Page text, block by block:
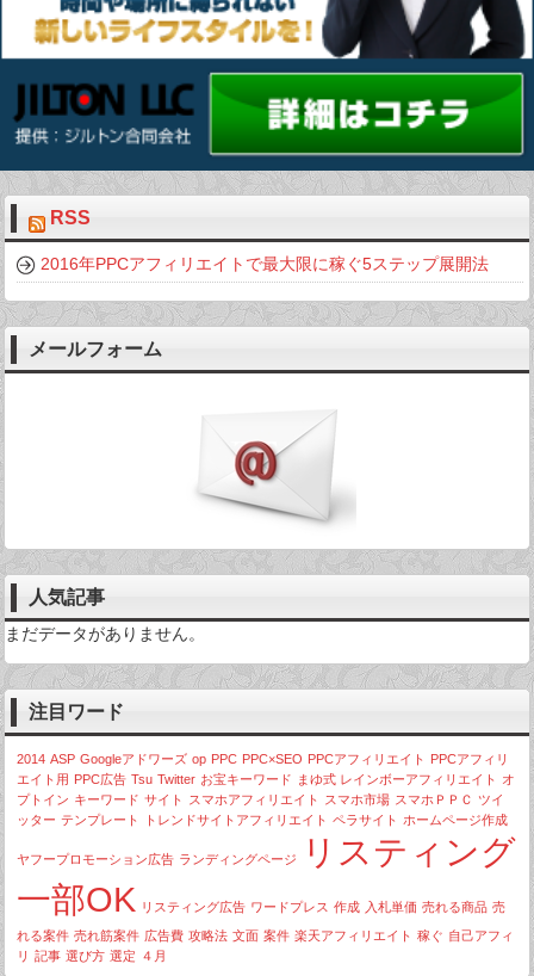
RSS
2016年PPCアフィリエイトで最大限に稼ぐ5ステップ展開法
メールフォーム
人気記事
まだデータがありません。
注目ワード
2014 ASP Googleアドワーズ op PPC PPC×SEO PPCアフィリエイト
PPCアフィリ
エイト用
PPC広告 Tsu Twitter お宝キーワード まゆ式 レインボーアフィリエイト オ
プトイン キーワード サイト スマホアフィリエイト スマホ市場 スマホＰＰＣ ツイ
ッター テンプレート トレンドサイトアフィリエイト ペラサイト ホームページ作成
ヤフープロモーション広告 ランディングページ
リスティング
一部OK リスティング広告 ワードプレス 作成 入札単価 売れる商品 売
れる案件 売れ筋案件 広告費 攻略法 文面 案件 楽天アフィリエイト 稼ぐ 自己アフィ
リ
記事 選び方 選定 ４月